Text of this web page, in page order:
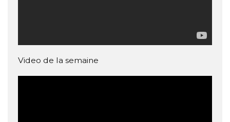
Video de la semaine